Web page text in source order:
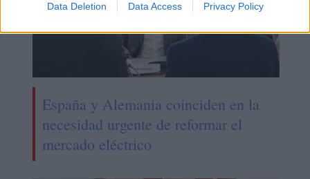
Data Deletion Data Access Privacy Policy
España y Alemania coinciden en la
necesidad urgente de reformar el
mercado eléctrico